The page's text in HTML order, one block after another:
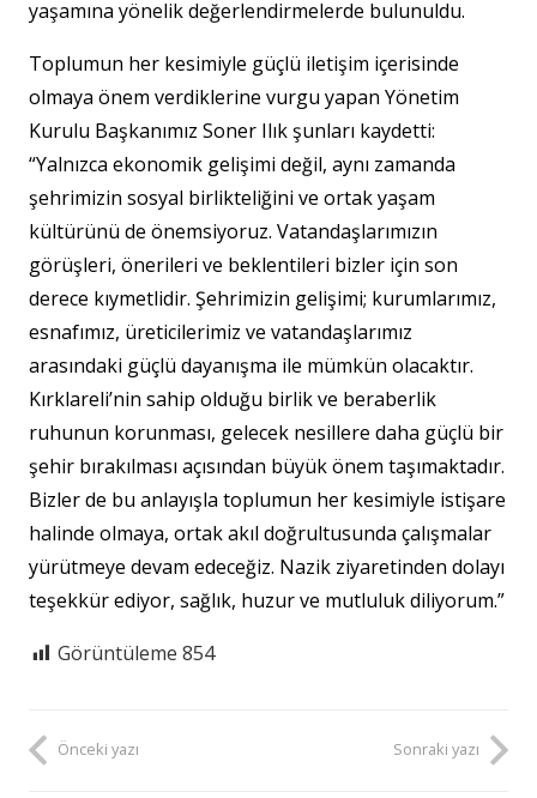
yaşamına yönelik değerlendirmelerde bulunuldu.
Toplumun her kesimiyle güçlü iletişim içerisinde
olmaya önem verdiklerine vurgu yapan Yönetim
Kurulu Başkanımız Soner Ilık şunları kaydetti:
“Yalnızca ekonomik gelişimi değil, aynı zamanda
şehrimizin sosyal birlikteliğini ve ortak yaşam
kültürünü de önemsiyoruz. Vatandaşlarımızın
görüşleri, önerileri ve beklentileri bizler için son
derece kıymetlidir. Şehrimizin gelişimi; kurumlarımız,
esnafımız, üreticilerimiz ve vatandaşlarımız
arasındaki güçlü dayanışma ile mümkün olacaktır.
Kırklareli’nin sahip olduğu birlik ve beraberlik
ruhunun korunması, gelecek nesillere daha güçlü bir
şehir bırakılması açısından büyük önem taşımaktadır.
Bizler de bu anlayışla toplumun her kesimiyle istişare
halinde olmaya, ortak akıl doğrultusunda çalışmalar
yürütmeye devam edeceğiz. Nazik ziyaretinden dolayı
teşekkür ediyor, sağlık, huzur ve mutluluk diliyorum.”
Görüntüleme 854
Önceki yazı Sonraki yazı